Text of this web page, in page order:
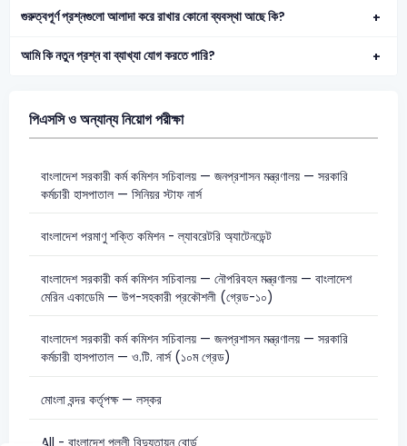
গুরুত্বপূর্ণ প্রশ্নগুলো আলাদা করে রাখার কোনো ব্যবস্থা আছে কি?
আমি কি নতুন প্রশ্ন বা ব্যাখ্যা যোগ করতে পারি?
পিএসসি ও অন্যান্য নিয়োগ পরীক্ষা
বাংলাদেশ সরকারী কর্ম কমিশন সচিবালয় — জনপ্রশাসন মন্ত্রণালয় — সরকারি
কর্মচারী হাসপাতাল — সিনিয়র স্টাফ নার্স
বাংলাদেশ পরমাণু শক্তি কমিশন - ল্যাবরেটরি অ্যাটেনডেন্ট
বাংলাদেশ সরকারী কর্ম কমিশন সচিবালয় — নৌপরিবহন মন্ত্রণালয় — বাংলাদেশ
মেরিন একাডেমি — উপ-সহকারী প্রকৌশলী (গ্রেড-১০)
বাংলাদেশ সরকারী কর্ম কমিশন সচিবালয় — জনপ্রশাসন মন্ত্রণালয় — সরকারি
কর্মচারী হাসপাতাল — ও.টি. নার্স (১০ম গ্রেড)
মোংলা বন্দর কর্তৃপক্ষ — লস্কর
All - বাংলাদেশ পল্লী বিদ্যুতায়ন বোর্ড